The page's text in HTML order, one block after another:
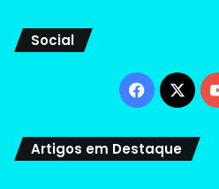
Social
Facebook
X
Artigos em Destaque